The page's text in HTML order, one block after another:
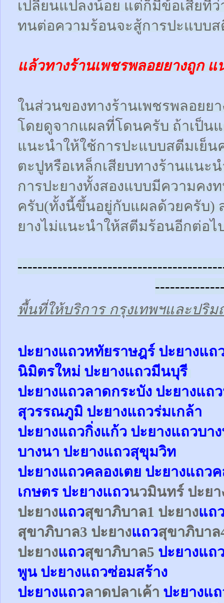
เปลี่ยนแปลงน้อย แต่ก็มีข้อเสียที่
ทนต่อความร้อนจะสู้การปะแบบ
แล้วทางร้านเพชรพลอยยางถูก
ในส่วนของทางร้านเพชรพลอยย
โดยดูจากแผลที่โดนครับ ถ้าเป็น
แนะนำให้ใช้การปะแบบสตีมเย็
ตะปูหรือเหล็กเสียบทางร้านแนะ
การปะยางทั้งสองแบบมีความคง
ครับ(ทั้งนี้ขึ้นอยู่กับแผลด้วยครับ)
ยางไม่แนะนำให้สตีมร้อนอีกต่อไ
พื้นที่ให้บริการ กรุงเทพฯและปริ
ปะยางแถวหทัยราษฎร์ ปะยางแถ
นิมิตรใหม่ ปะยางแถวมีนบุรี
ปะยางแถวลาดกระบัง ปะยางแถว
สุวรรณภูมิ ปะยางแถวร่มเกล้า
ปะยางแถวกิ่งแก้ว ปะยางแถวบา
บางนา ปะยางแถวสุขุมวิท
ปะยางแถวคลองเตย ปะยางแถว
เกษตร ปะยางแถวนวมินทร์ ปะย
ปะยางแถวสุขาภิบาล1 ปะยางแถ
สุขาภิบาล3 ปะยางแถวสุขาภิบาล
ปะยางแถวสุขาภิบาล5 ปะยางแถ
พูน ปะยางแถวซ่อมสร้าง
ปะยางแถวลาดปลาเค้า ปะยางแ